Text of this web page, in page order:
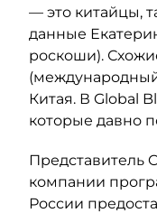
— это китайцы,
данные
роскоши).
(международный
Китая. В Global
которые давно
Представитель
компании
России